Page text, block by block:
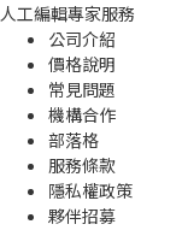
人工編輯專家服務
公司介紹
價格說明
常見問題
機構合作
部落格
服務條款
隱私權政策
夥伴招募